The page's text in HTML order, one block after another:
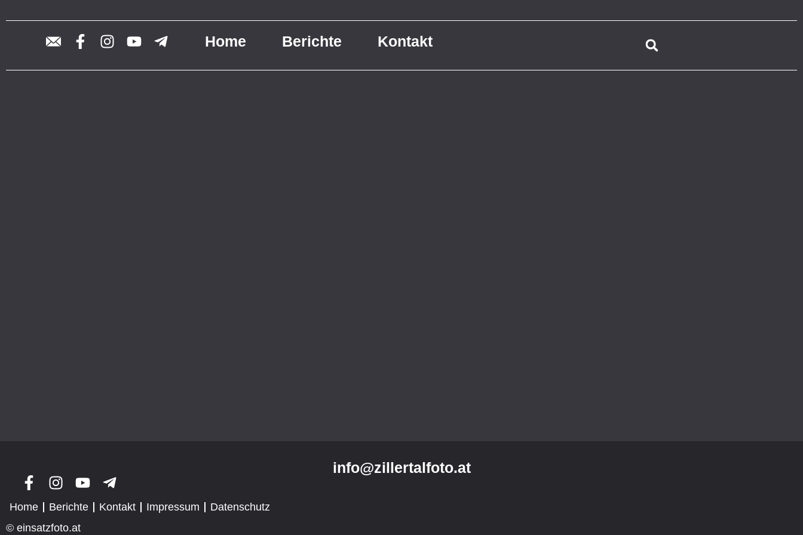
Home Berichte Kontakt
info@zillertalfoto.at
Home Berichte Kontakt Impressum
Datenschutz
© einsatzfoto.at